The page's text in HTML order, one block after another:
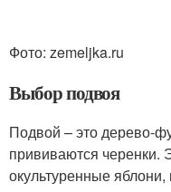
Фото: zemeljka.ru
Выбор подвоя
Подвой – это дерево-
прививаются черенки.
окультуренные